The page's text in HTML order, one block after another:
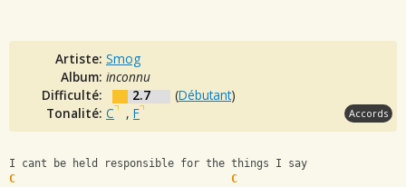
Artiste: Smog
Album: inconnu
Difficulté:
2.7 (Débutant)
Tonalité: C , F Accords
I cant be held responsible for the things I say
C
C